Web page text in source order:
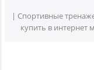
| Спортивные
купить в интернет